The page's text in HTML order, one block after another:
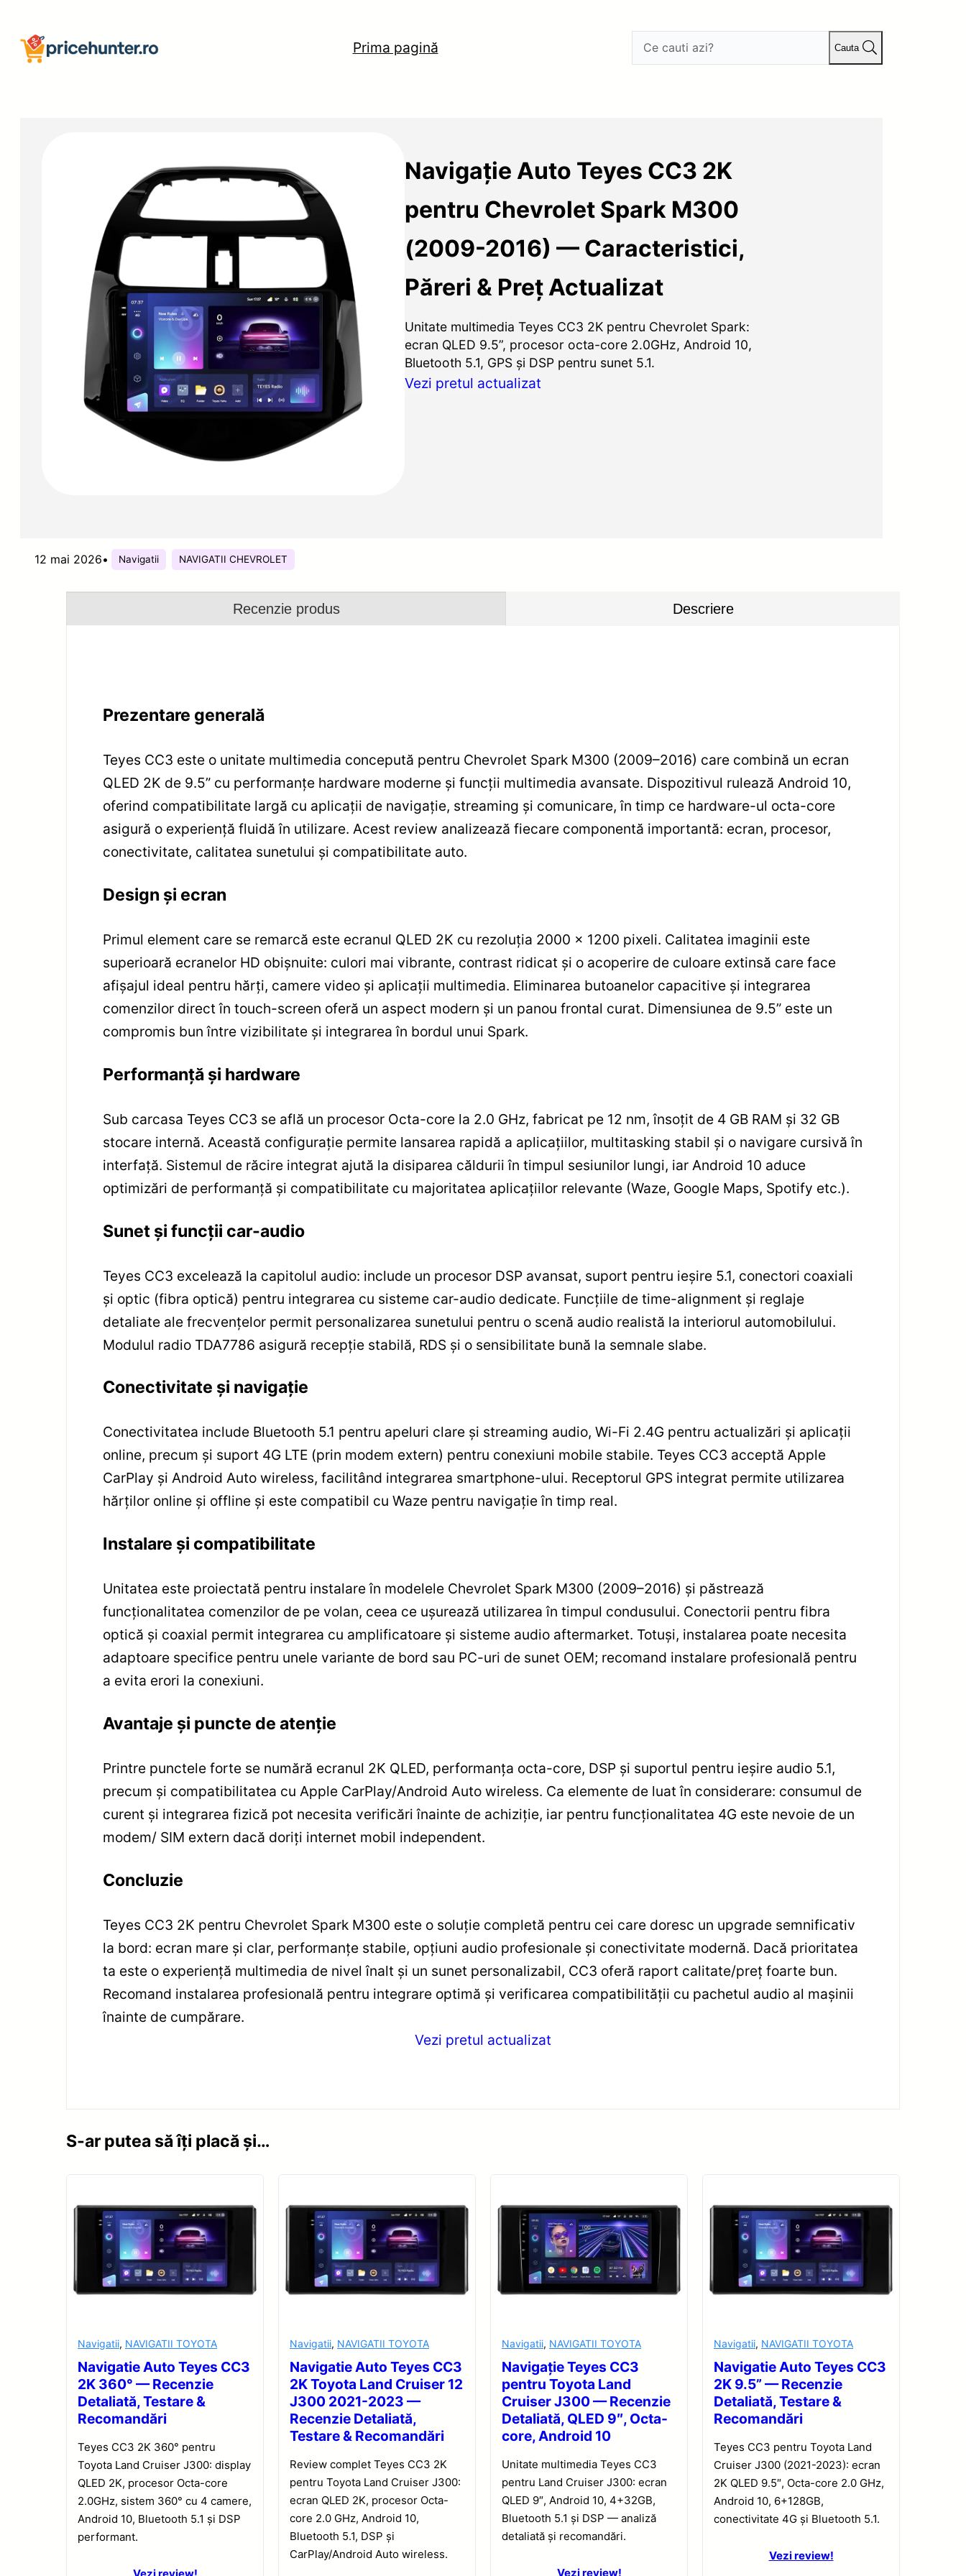
conținut
Prima pagină Cauta
Navigație Auto Teyes CC3 2K
pentru Chevrolet Spark M300
(2009-2016) — Caracteristici,
Păreri & Preț Actualizat
Unitate multimedia Teyes CC3 2K pentru Chevrolet Spark:
ecran QLED 9.5”, procesor octa-core 2.0GHz, Android 10,
Bluetooth 5.1, GPS și DSP pentru sunet 5.1.
Vezi pretul actualizat
12 mai 2026• Navigatii NAVIGATII CHEVROLET
Recenzie produs Descriere
Prezentare generală
Teyes CC3 este o unitate multimedia concepută pentru Chevrolet Spark M300 (2009–2016) care combină un ecran
QLED 2K de 9.5” cu performanțe hardware moderne și funcții multimedia avansate. Dispozitivul rulează Android 10,
oferind compatibilitate largă cu aplicații de navigație, streaming și comunicare, în timp ce hardware-ul octa-core
asigură o experiență fluidă în utilizare. Acest review analizează fiecare componentă importantă: ecran, procesor,
conectivitate, calitatea sunetului și compatibilitate auto.
Design și ecran
Primul element care se remarcă este ecranul QLED 2K cu rezoluția 2000 x 1200 pixeli. Calitatea imaginii este
superioară ecranelor HD obișnuite: culori mai vibrante, contrast ridicat și o acoperire de culoare extinsă care face
afișajul ideal pentru hărți, camere video și aplicații multimedia. Eliminarea butoanelor capacitive și integrarea
comenzilor direct în touch-screen oferă un aspect modern și un panou frontal curat. Dimensiunea de 9.5” este un
compromis bun între vizibilitate și integrarea în bordul unui Spark.
Performanță și hardware
Sub carcasa Teyes CC3 se află un procesor Octa-core la 2.0 GHz, fabricat pe 12 nm, însoțit de 4 GB RAM și 32 GB
stocare internă. Această configurație permite lansarea rapidă a aplicațiilor, multitasking stabil și o navigare cursivă în
interfață. Sistemul de răcire integrat ajută la disiparea căldurii în timpul sesiunilor lungi, iar Android 10 aduce
optimizări de performanță și compatibilitate cu majoritatea aplicațiilor relevante (Waze, Google Maps, Spotify etc.).
Sunet și funcții car-audio
Teyes CC3 excelează la capitolul audio: include un procesor DSP avansat, suport pentru ieșire 5.1, conectori coaxiali
și optic (fibra optică) pentru integrarea cu sisteme car-audio dedicate. Funcțiile de time-alignment și reglaje
detaliate ale frecvențelor permit personalizarea sunetului pentru o scenă audio realistă la interiorul automobilului.
Modulul radio TDA7786 asigură recepție stabilă, RDS și o sensibilitate bună la semnale slabe.
Conectivitate și navigație
Conectivitatea include Bluetooth 5.1 pentru apeluri clare și streaming audio, Wi-Fi 2.4G pentru actualizări și aplicații
online, precum și suport 4G LTE (prin modem extern) pentru conexiuni mobile stabile. Teyes CC3 acceptă Apple
CarPlay și Android Auto wireless, facilitând integrarea smartphone-ului. Receptorul GPS integrat permite utilizarea
hărților online și offline și este compatibil cu Waze pentru navigație în timp real.
Instalare și compatibilitate
Unitatea este proiectată pentru instalare în modelele Chevrolet Spark M300 (2009–2016) și păstrează
funcționalitatea comenzilor de pe volan, ceea ce ușurează utilizarea în timpul condusului. Conectorii pentru fibra
optică și coaxial permit integrarea cu amplificatoare și sisteme audio aftermarket. Totuși, instalarea poate necesita
adaptoare specifice pentru unele variante de bord sau PC-uri de sunet OEM; recomand instalare profesională pentru
a evita erori la conexiuni.
Avantaje și puncte de atenție
Printre punctele forte se numără ecranul 2K QLED, performanța octa-core, DSP și suportul pentru ieșire audio 5.1,
precum și compatibilitatea cu Apple CarPlay/Android Auto wireless. Ca elemente de luat în considerare: consumul de
curent și integrarea fizică pot necesita verificări înainte de achiziție, iar pentru funcționalitatea 4G este nevoie de un
modem/ SIM extern dacă doriți internet mobil independent.
Concluzie
Teyes CC3 2K pentru Chevrolet Spark M300 este o soluție completă pentru cei care doresc un upgrade semnificativ
la bord: ecran mare și clar, performanțe stabile, opțiuni audio profesionale și conectivitate modernă. Dacă prioritatea
ta este o experiență multimedia de nivel înalt și un sunet personalizabil, CC3 oferă raport calitate/preț foarte bun.
Recomand instalarea profesională pentru integrare optimă și verificarea compatibilității cu pachetul audio al mașinii
înainte de cumpărare.
Vezi pretul actualizat
S-ar putea să îți placă și…
Navigatii, NAVIGATII TOYOTA
Navigatie Auto Teyes CC3
2K 360° — Recenzie
Detaliată, Testare &
Recomandări
Teyes CC3 2K 360° pentru
Toyota Land Cruiser J300: display
QLED 2K, procesor Octa-core
2.0GHz, sistem 360° cu 4 camere,
Android 10, Bluetooth 5.1 și DSP
performant.
Vezi review!
Navigatii, NAVIGATII TOYOTA
Navigatie Auto Teyes CC3
2K Toyota Land Cruiser 12
J300 2021-2023 —
Recenzie Detaliată,
Testare & Recomandări
Review complet Teyes CC3 2K
pentru Toyota Land Cruiser J300:
ecran QLED 2K, procesor Octa-
core 2.0 GHz, Android 10,
Bluetooth 5.1, DSP și
CarPlay/Android Auto wireless.
Navigatii, NAVIGATII TOYOTA
Navigație Teyes CC3
pentru Toyota Land
Cruiser J300 — Recenzie
Detaliată, QLED 9″, Octa-
core, Android 10
Unitate multimedia Teyes CC3
pentru Land Cruiser J300: ecran
QLED 9″, Android 10, 4+32GB,
Bluetooth 5.1 și DSP — analiză
detaliată și recomandări.
Vezi review!
Navigatii, NAVIGATII TOYOTA
Navigatie Auto Teyes CC3
2K 9.5” — Recenzie
Detaliată, Testare &
Recomandări
Teyes CC3 pentru Toyota Land
Cruiser J300 (2021-2023): ecran
2K QLED 9.5″, Octa-core 2.0 GHz,
Android 10, 6+128GB,
conectivitate 4G și Bluetooth 5.1.
Vezi review!